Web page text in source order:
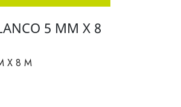
5 MM X 8
X 8 M